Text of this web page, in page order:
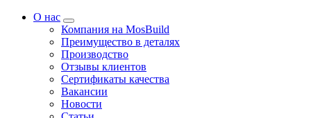
О нас
Компания на MosBuild
Преимущество в деталях
Производство
Отзывы клиентов
Сертификаты качества
Вакансии
Новости